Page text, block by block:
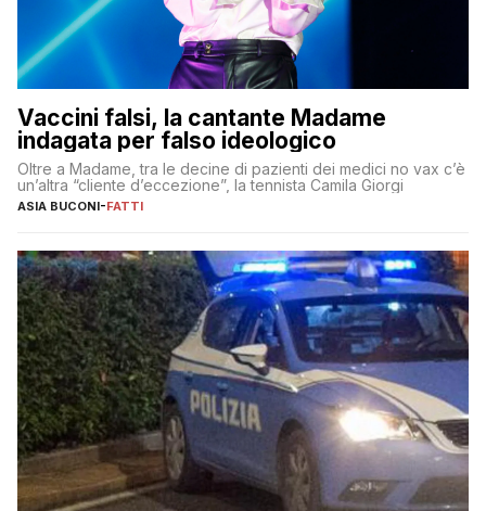
Vaccini falsi, la cantante Madame
indagata per falso ideologico
Oltre a Madame, tra le decine di pazienti dei medici no vax c’è
un’altra “cliente d’eccezione”, la tennista Camila Giorgi
ASIA BUCONI-FATTI